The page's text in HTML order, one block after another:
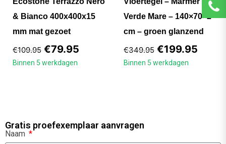
& Bianco 400x400x15
mm mat gezoet
€109.95 €79.95
Binnen 5 werkdagen
Verde Mare – 140×70×2
cm – groen glanzend
€349.95 €199.95
Binnen 5 werkdagen
Gratis proefexemplaar aanvragen
Naam